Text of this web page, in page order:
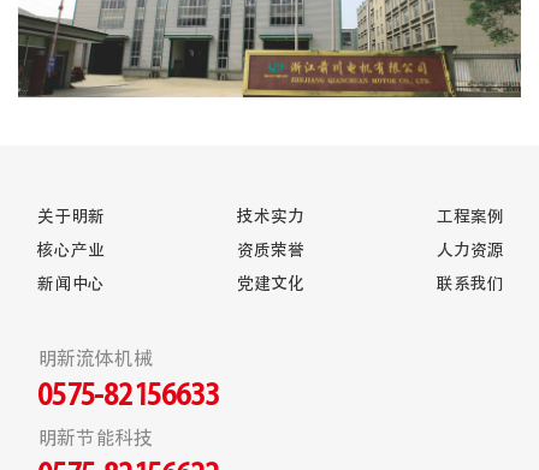
关于明新
核心产业
新闻中心
技术实力
资质荣誉
党建文化
工程案例
人力资源
联系我们
明新流体机械
0575-82156633
明新节能科技